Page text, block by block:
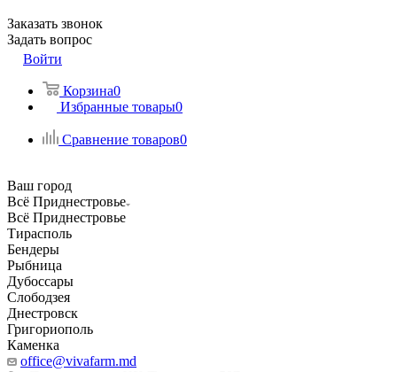
Заказать звонок
Задать вопрос
Войти
Корзина0
Избранные товары0
Сравнение товаров0
Ваш город
Всё Приднестровье
Всё Приднестровье
Тирасполь
Бендеры
Рыбница
Дубоссары
Слободзея
Днестровск
Григориополь
Каменка
office@vivafarm.md